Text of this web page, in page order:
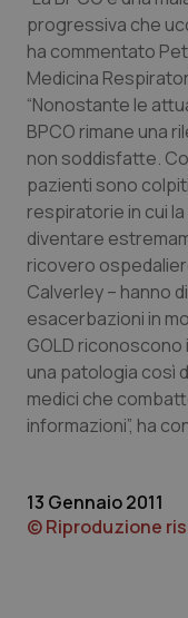
Marche
Molise
Piemonte
Provincia
Provincia
Puglia
Sardegna
Toscana
Donna &
Epatiti
HIV
Infezioni &
Ipertensione
Malattie rare
Malattia di
Obesità
progressiva che
ha commentato
Medicina
“Nonostante le
BPCO rimane una
non soddisfatte.
pazienti sono
respiratorie in cui
diventare
ricovero
Calverley – hanno
esacerbazioni in
GOLD
una patologia così
medici che
informazioni”, ha
13 Gennaio 2011
© Riproduzione